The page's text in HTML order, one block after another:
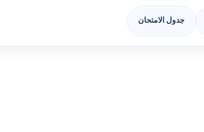
جدول الامتحان